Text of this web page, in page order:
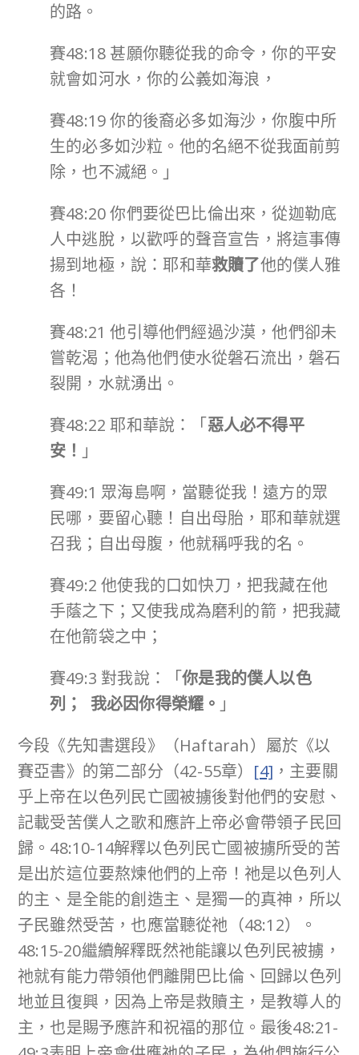
的路。
賽48:18 甚願你聽從我的命令，你的平安
就會如河水，你的公義如海浪，
賽48:19 你的後裔必多如海沙，你腹中所
生的必多如沙粒。他的名絕不從我面前剪
除，也不滅絕。」
賽48:20 你們要從巴比倫出來，從迦勒底
人中逃脫，以歡呼的聲音宣告，將這事傳
揚到地極，說：耶和華救贖了他的僕人雅
各！
賽48:21 他引導他們經過沙漠，他們卻未
嘗乾渴；他為他們使水從磐石流出，磐石
裂開，水就湧出。
賽48:22 耶和華說：「惡人必不得平
安！ 」
賽49:1 眾海島啊，當聽從我！遠方的眾
民哪，要留心聽！自出母胎，耶和華就選
召我；自出母腹，他就稱呼我的名。
賽49:2 他使我的口如快刀，把我藏在他
手蔭之下；又使我成為磨利的箭，把我藏
在他箭袋之中；
賽49:3 對我說：「你是我的僕人以色
列；
我必因你得榮耀。 」
今段《先知書選段》（Haftarah）屬於《以
賽亞書》的第二部分（42-55章） [4] ，主要關
乎上帝在以色列民亡國被擄後對他們的安慰、
記載受苦僕人之歌和應許上帝必會帶領子民回
歸。48:10-14解釋以色列民亡國被擄所受的苦
是出於這位要熬煉他們的上帝！祂是以色列人
的主、是全能的創造主、是獨一的真神，所以
子民雖然受苦，也應當聽從祂（48:12）。
48:15-20繼續解釋既然祂能讓以色列民被擄，
祂就有能力帶領他們離開巴比倫、回歸以色列
地並且復興，因為上帝是救贖主，是教導人的
主，也是賜予應許和祝福的那位。最後48:21-